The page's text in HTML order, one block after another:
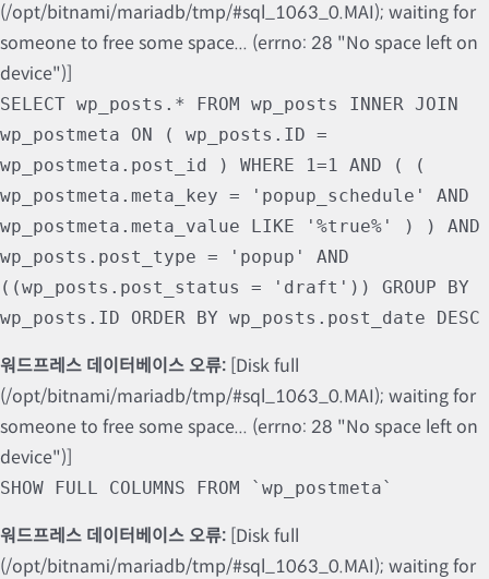
(/opt/bitnami/mariadb/tmp/#sql_1063_0.MAI); waiting for
someone to free some space... (errno: 28 "No space left on
device")]
SELECT wp_posts.* FROM wp_posts INNER JOIN
wp_postmeta ON ( wp_posts.ID =
wp_postmeta.post_id ) WHERE 1=1 AND ( (
wp_postmeta.meta_key = 'popup_schedule' AND
wp_postmeta.meta_value LIKE '%true%' ) ) AND
wp_posts.post_type = 'popup' AND
((wp_posts.post_status = 'draft')) GROUP BY
wp_posts.ID ORDER BY wp_posts.post_date DESC
워드프레스 데이터베이스 오류: [Disk full
(/opt/bitnami/mariadb/tmp/#sql_1063_0.MAI); waiting for
someone to free some space... (errno: 28 "No space left on
device")]
SHOW FULL COLUMNS FROM `wp_postmeta`
워드프레스 데이터베이스 오류: [Disk full
(/opt/bitnami/mariadb/tmp/#sql_1063_0.MAI); waiting for